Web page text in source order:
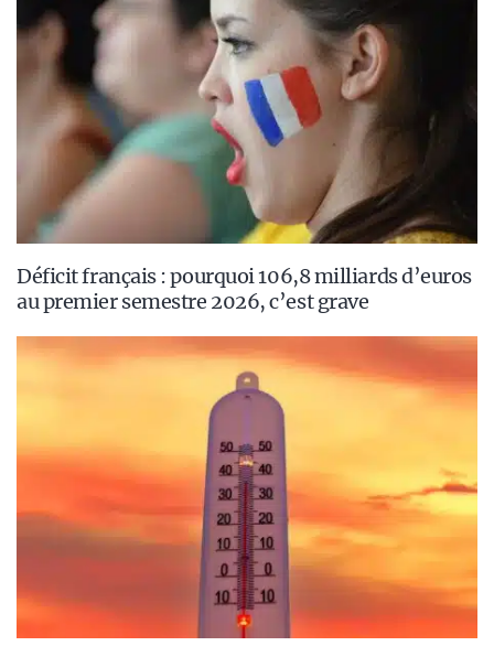
Déficit français : pourquoi 106,8 milliards d’euros
au premier semestre 2026, c’est grave